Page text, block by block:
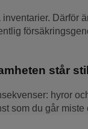
står
hyror
som du går